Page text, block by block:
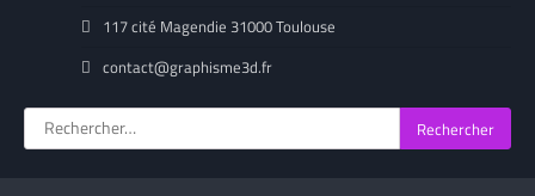
117 cité Magendie 31000 Toulouse
contact@graphisme3d.fr
Rechercher :